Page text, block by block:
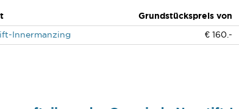
Grundstückspreis von
Innermanzing
€ 160.-